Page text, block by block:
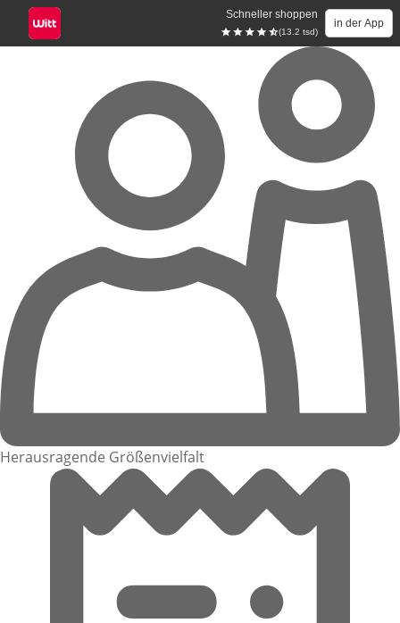
Schneller shoppen
(13.2 tsd)
in der App
Herausragende Größenvielfalt